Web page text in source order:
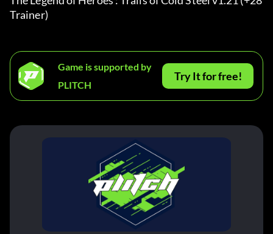
Trainer)
Game is supported by
PLITCH
Try It for free!